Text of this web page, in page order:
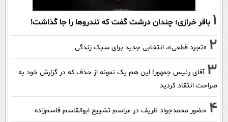
1 باقر خرازی؛ چندان درشت گفت که تندروها را جا گذاشت!
2 «تجرد قطعی»، انتخابی جدید برای سبک زندگی
3 آقای رئیس جمهور! این هم یک نمونه از حذف که در گزارش خود به
صراحت انتقاد کردید
4 حضور محمدجواد ظریف در مراسم تشییع ابوالقاسم قاسم‌زاده